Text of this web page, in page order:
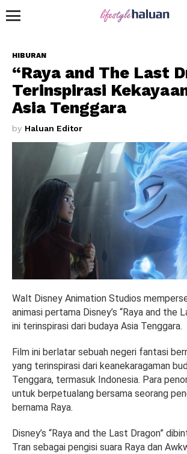
HIBURAN
“Raya and The Last
Terinspirasi
Asia Tenggara
by Haluan Editor
Walt Disney Animation Studios
animasi pertama Disney’s “Raya and the
ini terinspirasi dari budaya Asia Tenggara.
Film ini berlatar sebuah negeri fantasi
yang terinspirasi dari keanekaragaman
Tenggara, termasuk Indonesia. Para
untuk berpetualang bersama seorang
bernama Raya.
Disney’s “Raya and the Last Dragon”
Tran sebagai pengisi suara Raya dan